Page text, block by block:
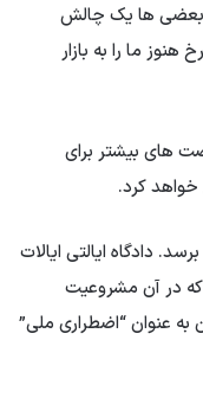
“5 ٪ قطعاً برای بعضی ها یک چالش
هنوز ما را به بازار
های بیشتر برای
خواهد کرد.
دادگاه ایالتی ایالات
که در آن مشروعیت
به عنوان “اضطراری ملی”